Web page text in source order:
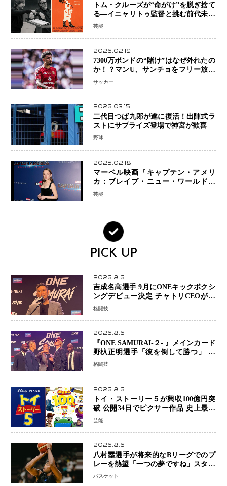
トム・クルーズが“命がけ”を脱ぎ捨て
る―イニャリトゥ監督と挑む前代未聞
の大惨事コメディ「DIGGER ディガ
芸能
2026.02.19
7300万ポンドの“賭け”はなぜ外れたの
か！？マンU、サンチョをフリー放出
へ・・・補強戦略の転換点に
サッカー
2026.03.15
二代目つば九郎が遂に復活！出陣式ラ
ストにサプライズ登場で神宮が歓喜
野球
2025.02.18
マーベル映画『キャプテン・アメリ
カ：ブレイブ・ニュー・ワールド』
新ブラック・ウィドウ役のシラ・ハー
芸能
PICK UP
2026.8.6
吉成名高選手 9月にONEキックボクシ
ングデビュー決定 チャトリCEOがサ
プライズ発表 2カ月連続参戦へ
格闘技
2026.8.6
『ONE SAMURAI-２- 』メインカード
野杁正明選手「彼を倒して勝つ」 リ
ウ・メンヤンとの因縁に決着へ 再起
初戦
格闘技
2026.8.6
トイ・ストーリー５が興収100億円突
破 公開34日でピクサー作品 史上最速
日本歴代シリーズ最高更新も目前
芸能
2026.8.6
八村塁選手が将来的なBリーグでのプ
レーを熱望「一つの夢ですね」スター
帰還がリーグ価値を押し上げる可能性
バスケット